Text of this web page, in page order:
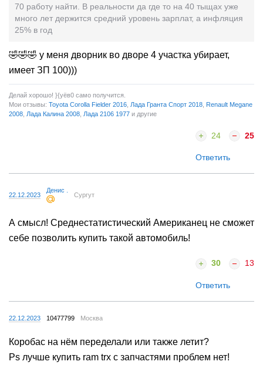
70 работу найти. В реальности да где то на 40 тыщах уже
много лет держится средний уровень зарплат, а инфляция
25% в год
🤣🤣🤣 у меня дворник во дворе 4 участка убирает,
имеет ЗП 100)))
Делай хорошо! }{yёв0 само получится.
Мои отзывы: Toyota Corolla Fielder 2016 Лада Гранта Спорт 2018 Renault Megane
2008 Лада Калина 2008 Лада 2106 1977 и другие
24 25
Ответить
22.12.2023
Денис .
Сургут
А смысл! Среднестатистический Американец не сможет
себе позволить купить такой автомобиль!
30 13
Ответить
22.12.2023 10477799 Москва
Коробас на нём переделали или также летит?
Ps лучше купить ram trx с запчастями проблем нет!